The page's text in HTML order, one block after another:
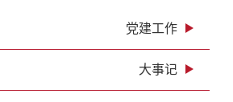
党建工作
大事记